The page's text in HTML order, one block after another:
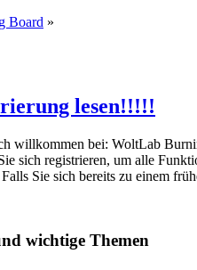
Board »
lesen!!!!!
willkommen bei: WoltLab
sich registrieren, um alle
Sie sich bereits zu einem
wichtige Themen